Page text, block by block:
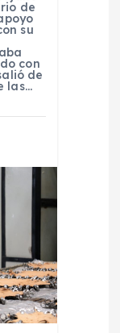
de
su
con
de
las…